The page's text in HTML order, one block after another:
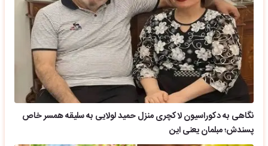
نگاهی به دکوراسیون لاکچری منزل حمید لولایی به سلیقه همسر خاص
پسندش؛ مبلمان یعنی این